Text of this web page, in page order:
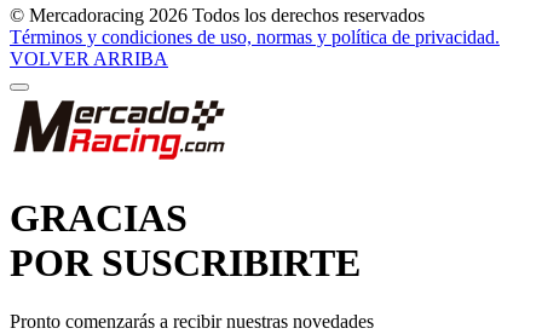
© Mercadoracing 2026 Todos los derechos reservados
Términos y condiciones de uso, normas y política de privacidad.
VOLVER ARRIBA
GRACIAS
POR SUSCRIBIRTE
Pronto comenzarás a recibir nuestras novedades